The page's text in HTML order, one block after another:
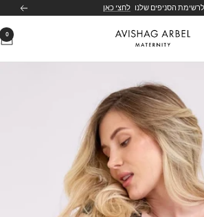
לרשימת הסניפים שלנו לחצי כאן הבא
Avishag
0